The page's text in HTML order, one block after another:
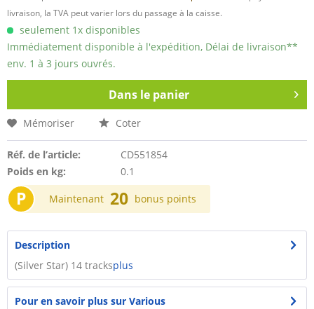
livraison, la TVA peut varier lors du passage à la caisse.
seulement 1x disponibles
Immédiatement disponible à l'expédition, Délai de livraison**
env. 1 à 3 jours ouvrés.
Dans le panier
Mémoriser Coter
Réf. de l’article:
CD551854
Poids en kg:
0.1
P Maintenant 20 bonus points
Description
(Silver Star) 14 tracksplus
Pour en savoir plus sur Various